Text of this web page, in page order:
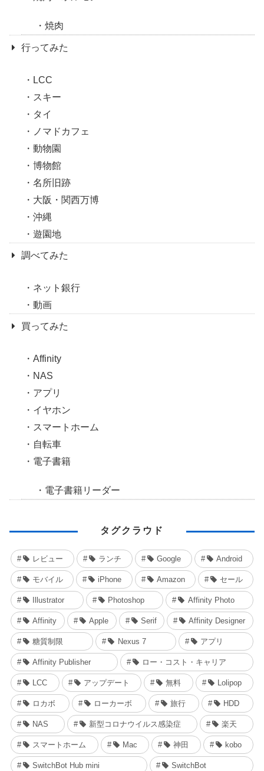
焼肉
行ってみた
LCC
スキー
タイ
ノマドカフェ
動物園
博物館
名所旧跡
大阪・関西万博
沖縄
遊園地
調べてみた
ネット銀行
動画
買ってみた
Affinity
NAS
アプリ
イヤホン
スマートホーム
自転車
電子書籍
電子書籍リーダー
タグクラウド
レビュー ランチ Google Android
モバイル iPhone Amazon セール
Illustrator Photoshop Affinity Photo
Affinity Apple Serif Affinity Designer
糖質制限 Nexus 7 アプリ
Affinity Publisher ロー・コスト・キャリア
LCC アップデート 無料 Lolipop
ロカボ ローカーボ 旅行 HDD
NAS 新型コロナウイルス感染症 楽天
スマートホーム Mac 神田 kobo
SwitchBot Hub mini SwitchBot